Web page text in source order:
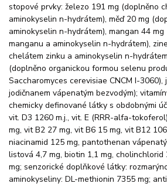
stopové prvky: železo 191 mg (doplněno
aminokyselin n-hydrátem), měď 20 mg
aminokyselin n-hydrátem), mangan 44
manganu a aminokyselin n-hydrátem),
chelátem zinku a aminokyselin n-
(doplněno organickou formou selenu
Saccharomyces cerevisiae CNCM I-
jodičnanem vápenatým bezvodým);
chemicky definované látky s obdobnými
vit. D3 1260 m.j., vit. E (RRR-alfa-
mg, vit B2 27 mg, vit B6 15 mg, vit B12
niacinamid 125 mg, pantothenan
listová 4,7 mg, biotin 1,1 mg,
mg; senzorické doplňkové látky:
aminokyseliny: DL-methionin 7355 mg;